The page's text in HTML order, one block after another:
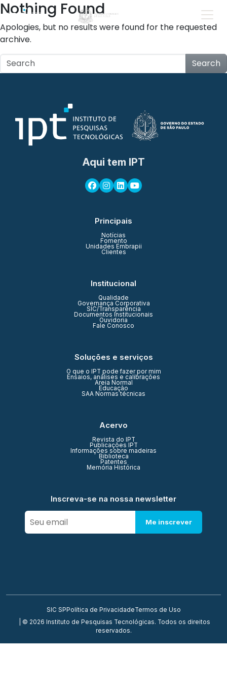
Nothing Found
Apologies, but no results were found for the requested
archive.
Search
Aqui tem IPT
Principais
Notícias
Fomento
Unidades Embrapii
Clientes
Institucional
Qualidade
Governança Corporativa
SIC/Transparência
Documentos Institucionais
Ouvidoria
Fale Conosco
Soluções e serviços
O que o IPT pode fazer por mim
Ensaios, análises e calibrações
Areia Normal
Educação
SAA Normas técnicas
Acervo
Revista do IPT
Publicações IPT
Informações sobre madeiras
Biblioteca
Patentes
Memória Histórica
Inscreva-se na nossa newsletter
Me inscrever
SIC SP Política de PrivacidadeTermos de Uso
| © 2026 Instituto de Pesquisas Tecnológicas. Todos os direitos
reservados.